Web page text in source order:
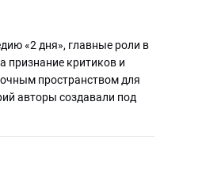
«2 дня», главные роли в
признание критиков и
пространством для
авторы создавали под